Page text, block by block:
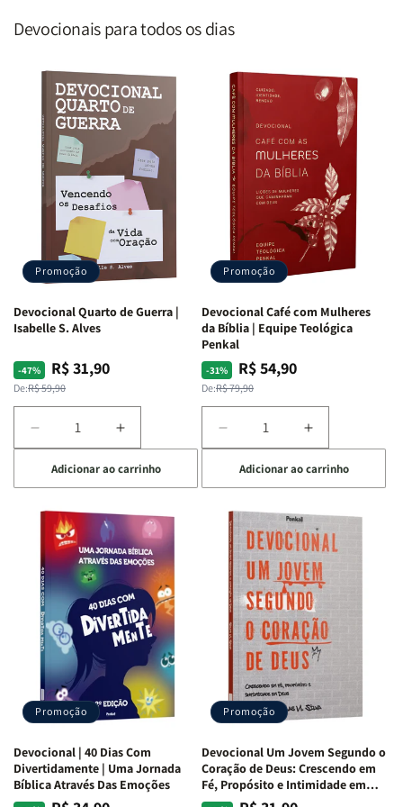
Devocionais para todos os dias
Promoção
Devocional Quarto de Guerra |
Isabelle S. Alves
-47%
Preço
normal
De:R$ 59,90
Preço
promocional
R$ 31,90
Diminuir
a
quantidade
de
Devocional
Quarto
de
Guerra
Isabelle
S.
Alves
Aumentar
a
quantidade
de
Devocional
Quarto
de
Guerra
|
Isabelle
S.
Alves
Adicionar ao carrinho
Promoção
Devocional Café com Mulheres
da Bíblia | Equipe Teológica
Penkal
-31%
Preço
normal
De:R$ 79,90
Preço
promocional
R$ 54,90
Diminuir
a
quantidade
de
Devocional
Café
com
Mulheres
da
Bíblia
Equipe
Teológica
Penkal
Aumentar
a
quantidade
de
Devocional
Café
com
Mulheres
da
Bíblia
|
Equipe
Teológica
Penkal
Adicionar ao carrinho
Promoção
Devocional | 40 Dias Com
Divertidamente | Uma Jornada
Bíblica Através Das Emoções
Promoção
Devocional Um Jovem Segundo o
Coração de Deus: Crescendo em
Fé, Propósito e Intimidade em
Deus